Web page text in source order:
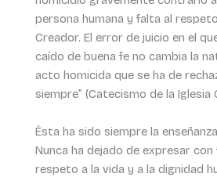
persona humana y falta al
Creador. El error de juicio en el
caído de buena fe no cambia la
acto homicida que se ha de
siempre” (Catecismo de la Iglesia
Ésta ha sido siempre la
Nunca ha dejado de expresar con
respeto a la vida y a la dignidad